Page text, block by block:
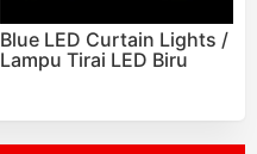
Blue LED Curtain Lights /
Lampu Tirai LED Biru